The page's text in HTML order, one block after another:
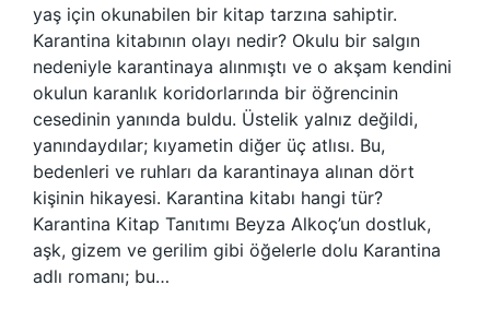
yaş için okunabilen bir kitap tarzına sahiptir.
Karantina kitabının olayı nedir? Okulu bir salgın
nedeniyle karantinaya alınmıştı ve o akşam kendini
okulun karanlık koridorlarında bir öğrencinin
cesedinin yanında buldu. Üstelik yalnız değildi,
yanındaydılar; kıyametin diğer üç atlısı. Bu,
bedenleri ve ruhları da karantinaya alınan dört
kişinin hikayesi. Karantina kitabı hangi tür?
Karantina Kitap Tanıtımı Beyza Alkoç’un dostluk,
aşk, gizem ve gerilim gibi öğelerle dolu Karantina
adlı romanı; bu…